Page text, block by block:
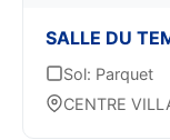
SALLE DU
Sol: Parquet
CENTRE